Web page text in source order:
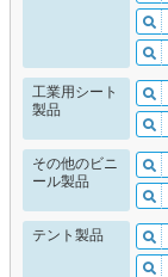
工業用シート
製品
その他のビニ
ール製品
テント製品